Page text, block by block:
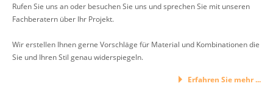
Rufen Sie uns an oder besuchen Sie uns und sprechen Sie mit unseren
Fachberatern über Ihr Projekt.
Wir erstellen Ihnen gerne Vorschläge für Material und Kombinationen die
Sie und Ihren Stil genau widerspiegeln.
Erfahren Sie mehr ...